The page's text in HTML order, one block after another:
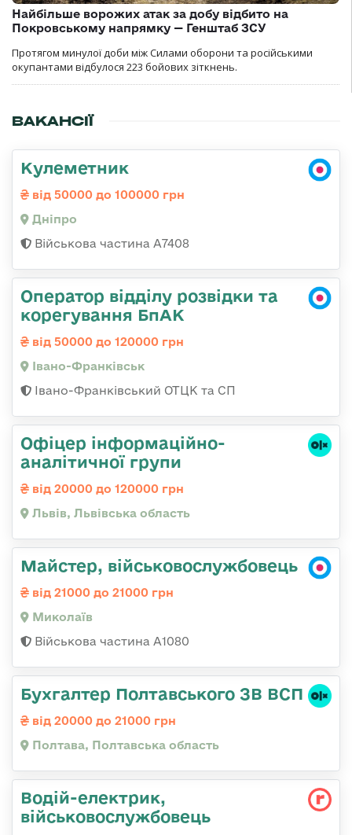
Найбільше ворожих атак за добу відбито на
Покровському напрямку — Генштаб ЗСУ
Протягом минулої доби між Силами оборони та російськими
окупантами відбулося 223 бойових зіткнень.
ВАКАНСІЇ
Кулеметник
від 50000 до 100000 грн
Дніпро
Військова частина А7408
Оператор відділу розвідки та
корегування БпАК
від 50000 до 120000 грн
Івано-Франківськ
Івано-Франківський ОТЦК та СП
Офіцер інформаційно-
аналітичної групи
від 20000 до 120000 грн
Львів, Львівська область
Майстер, військовослужбовець
від 21000 до 21000 грн
Миколаїв
Військова частина А1080
Бухгалтер Полтавського ЗВ ВСП
від 20000 до 21000 грн
Полтава, Полтавська область
Водій-електрик,
військовослужбовець